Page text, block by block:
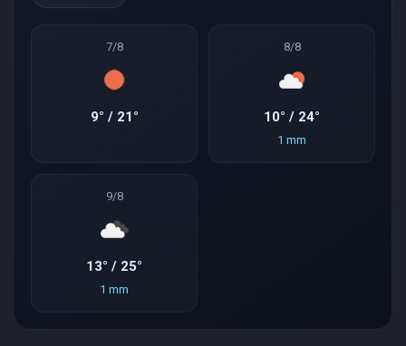
7/8
9° / 21°
8/8
10° / 24°
1 mm
9/8
13° / 25°
1 mm